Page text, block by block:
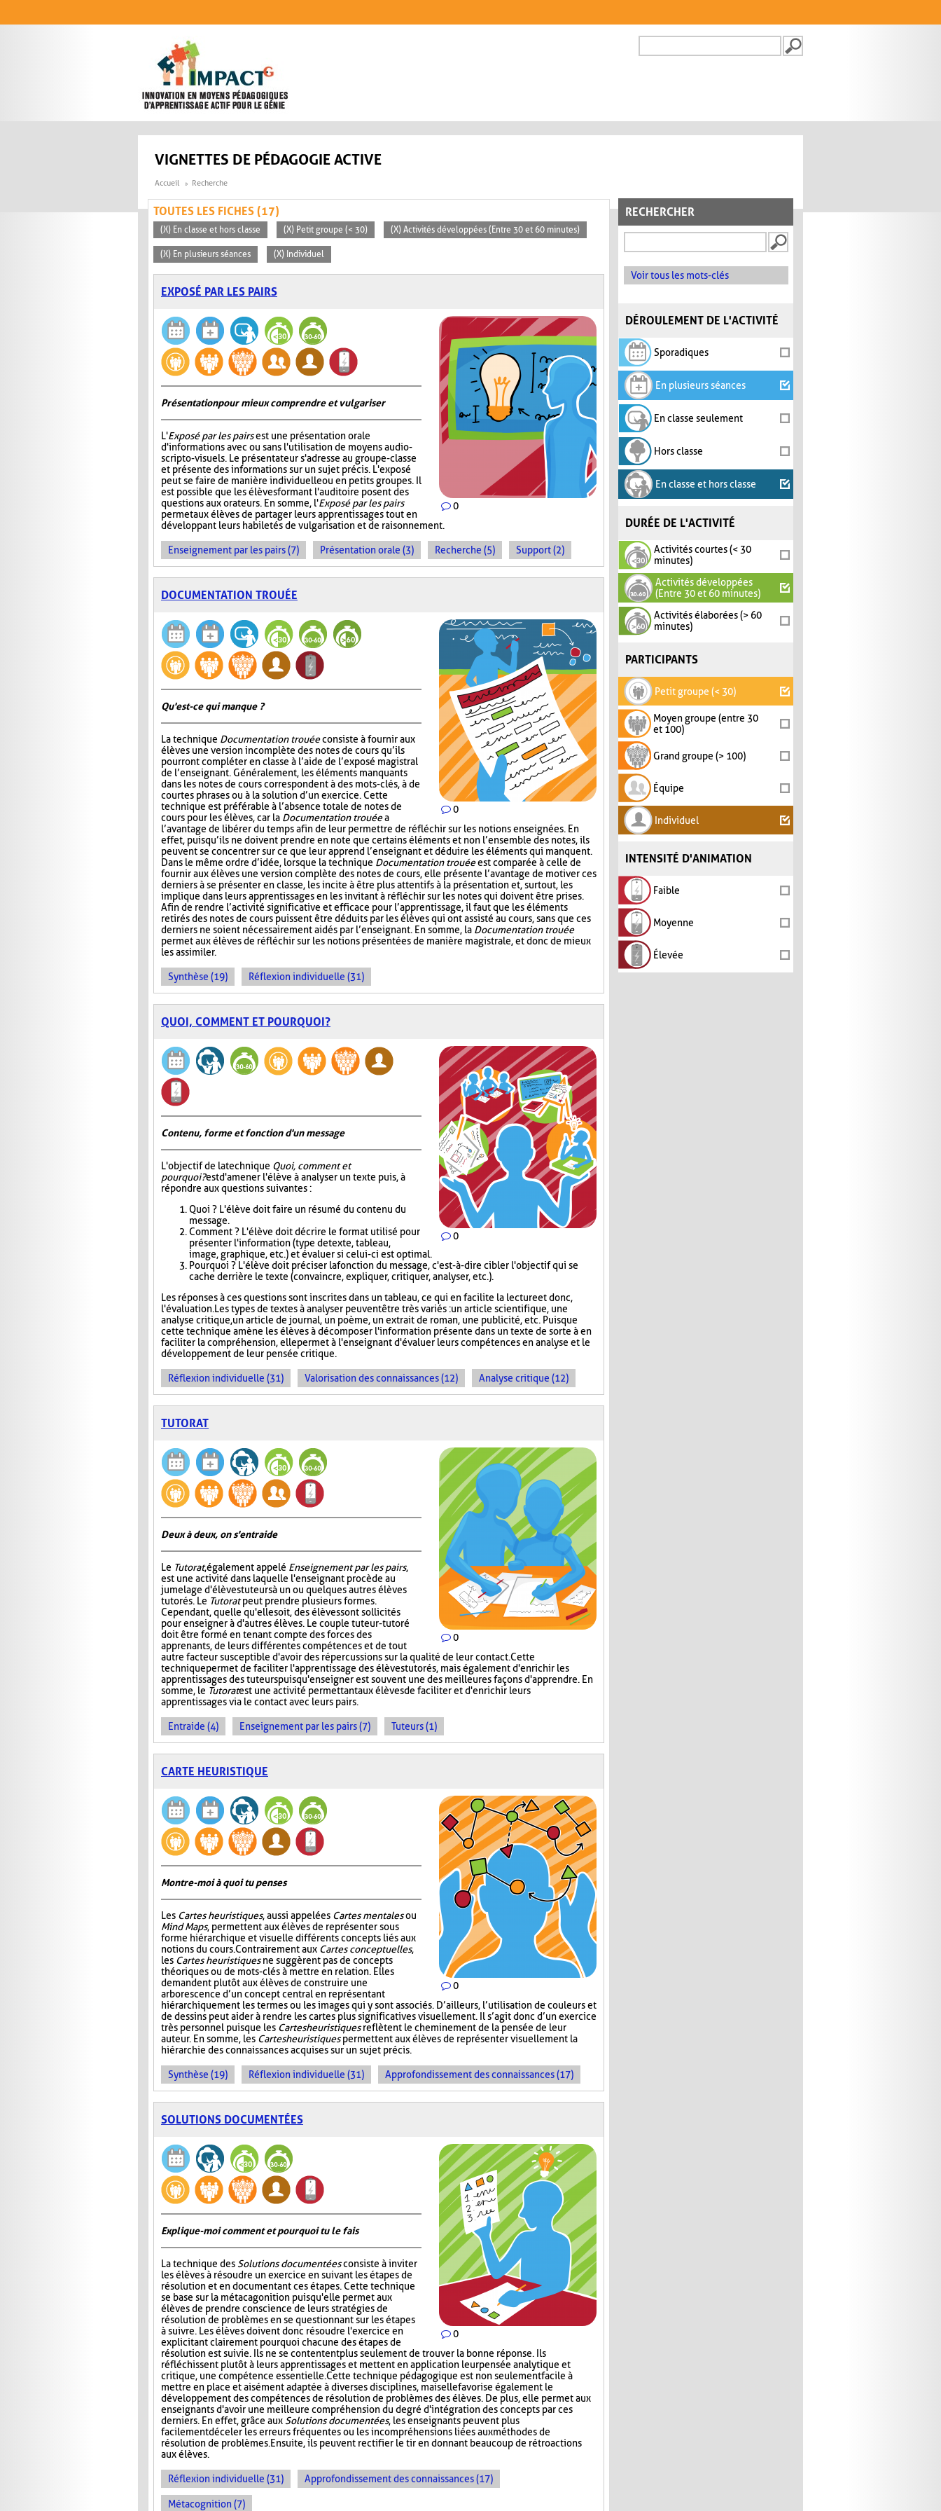
FORMULAIRE DE
VIGNETTES DE PÉDAGOGIE ACTIVE
Accueil Recherche
RECHERCHER
Voir tous les mots-clés
DÉROULEMENT DE L'ACTIVITÉ
Sporadiques
En plusieurs séances
En classe seulement
Hors classe
En classe et hors classe
DURÉE DE L'ACTIVITÉ
Activités courtes (< 30
minutes)
Activités développées
(Entre 30 et 60 minutes)
Activités élaborées (> 60
minutes)
PARTICIPANTS
Petit groupe (< 30)
Moyen groupe (entre 30
et 100)
Grand groupe (> 100)
Équipe
Individuel
INTENSITÉ D'ANIMATION
Faible
Moyenne
Élevée
TOUTES LES FICHES (17)
(X) En classe et hors classe (X) Petit groupe (< 30) (X) Activités développées (Entre 30 et 60 minutes)
(X) En plusieurs séances (X) Individuel
EXPOSÉ PAR LES PAIRS
0
Présentation pour mieux comprendre et vulgariser
L'Exposé par les pairsest une présentation orale
d'informations avec ou sans l'utilisation de moyens audio-
scripto-visuels. Le présentateur s'adresse au groupe-classe
et présente des informations sur un sujet précis. L'exposé
peut se faire de manière individuelle ou en petits groupes. Il
est possible que les élèves formant l'auditoire posent des
questions aux orateurs. En somme, l'Exposé par les pairs
permet aux élèves de partager leurs apprentissages tout en
développant leurs habiletés de vulgarisation et de raisonnement.
Enseignement par les pairs (7) Présentation orale (3) Recherche (5) Support (2)
DOCUMENTATION TROUÉE
0
Qu'est-ce qui manque ?
La technique Documentation trouéeconsiste à fournir aux
élèves une version incomplète des notes de cours qu’ils
pourront compléter en classe à l’aide de l’exposé magistral
de l’enseignant. Généralement, les éléments manquants
dans les notes de cours correspondent à des mots-clés, à de
courtes phrases ou à la solution d’un exercice. Cette
technique est préférable à l’absence totale de notes de
cours pour les élèves, car la Documentation trouéea
l’avantage de libérer du temps afin de leur permettre de réfléchir sur les notions enseignées. En
effet, puisqu’ils ne doivent prendre en note que certains éléments et non l’ensemble des notes, ils
peuvent se concentrer sur ce que leur apprend l’enseignant et déduire les éléments qui manquent.
Dans le même ordre d’idée, lorsque la technique Documentation trouéeest comparée à celle de
fournir aux élèves une version complète des notes de cours, elle présente l’avantage de motiver ces
derniers à se présenter en classe, les incite à être plus attentifs à la présentation et, surtout, les
implique dans leurs apprentissages en les invitant à réfléchir sur les notes qui doivent être prises.
Afin de rendre l’activité significative et efficace pour l’apprentissage, il faut que les éléments
retirés des notes de cours puissent être déduits par les élèves qui ont assisté au cours, sans que ces
derniers ne soient nécessairement aidés par l’enseignant. En somme, la Documentation trouée
permet aux élèves de réfléchir sur les notions présentées de manière magistrale, et donc de mieux
les assimiler.
Synthèse (19) Réflexion individuelle (31)
QUOI, COMMENT ET POURQUOI?
0
Contenu, forme et fonction d'un message
L'objectif de la technique Quoi, comment et
pourquoi?est d'amener l'élève à analyser un texte puis, à
répondre aux questions suivantes :
Quoi ? L'élève doit faire un résumé du contenu du
message.
Comment ? L'élève doit décrire le format utilisé pour
présenter l'information (type de texte, tableau,
image, graphique, etc.) et évaluer si celui-ci est optimal.
Pourquoi ? L'élève doit préciser la fonction du message, c'est-à-dire cibler l'objectif qui se
cache derrière le texte (convaincre, expliquer, critiquer, analyser, etc.).
Les réponses à ces questions sont inscrites dans un tableau, ce qui en facilite la lecture et donc,
l'évaluation. Les types de textes à analyser peuvent être très variés : un article scientifique, une
analyse critique, un article de journal, un poème, un extrait de roman, une publicité, etc. Puisque
cette technique amène les élèves à décomposer l'information présente dans un texte de sorte à en
faciliter la compréhension, elle permet à l'enseignant d'évaluer leurs compétences en analyse et le
développement de leur pensée critique.
Réflexion individuelle (31) Valorisation des connaissances (12) Analyse critique (12)
TUTORAT
0
Deux à deux, on s'entraide
Le Tutorat, également appelé Enseignement par les pairs,
est une activité dans laquelle l'enseignant procède au
jumelage d'élèves tuteurs à un ou quelques autres élèves
tutorés. Le Tutoratpeut prendre plusieurs formes.
Cependant, quelle qu'elle soit, des élèves sont sollicités
pour enseigner à d'autres élèves. Le couple tuteur-tutoré
doit être formé en tenant compte des forces des
apprenants, de leurs différentes compétences et de tout
autre facteur susceptible d'avoir des répercussions sur la qualité de leur contact. Cette
technique permet de faciliter l'apprentissage des élèves tutorés, mais également d'enrichir les
apprentissages des tuteurs puisqu'enseigner est souvent une des meilleures façons d'apprendre. En
somme, le Tutoratest une activité permettant aux élèves de faciliter et d'enrichir leurs
apprentissages via le contact avec leurs pairs.
Entraide (4) Enseignement par les pairs (7) Tuteurs (1)
CARTE HEURISTIQUE
0
Montre-moi à quoi tu penses
Les Cartes heuristiques, aussi appelées Cartes mentalesou
Mind Maps, permettent aux élèves de représenter sous
forme hiérarchique et visuelle différents concepts liés aux
notions du cours. Contrairement aux Cartes conceptuelles,
les Cartes heuristiquesne suggèrent pas de concepts
théoriques ou de mots-clés à mettre en relation. Elles
demandent plutôt aux élèves de construire une
arborescence d’un concept central en représentant
hiérarchiquement les termes ou les images qui y sont associés. D’ailleurs, l’utilisation de couleurs et
de dessins peut aider à rendre les cartes plus significatives visuellement. Il s’agit donc d’un exercice
très personnel puisque les Cartes heuristiquesreflètent le cheminement de la pensée de leur
auteur. En somme, les Cartes heuristiquespermettent aux élèves de représenter visuellement la
hiérarchie des connaissances acquises sur un sujet précis.
Synthèse (19) Réflexion individuelle (31) Approfondissement des connaissances (17)
SOLUTIONS DOCUMENTÉES
0
Explique-moi comment et pourquoi tu le fais
La technique desSolutions documentéesconsiste à inviter
les élèves à résoudre un exercice en suivant les étapes de
résolution et en documentant ces étapes. Cette technique
se base sur la métacagonition puisqu'elle permet aux
élèves de prendre conscience de leurs stratégies de
résolution de problèmes en se questionnant sur les étapes
à suivre. Les élèves doivent donc résoudre l'exercice en
explicitant clairement pourquoi chacune des étapes de
résolution est suivie. Ils ne se contentent plus seulement de trouver la bonne réponse. Ils
réfléchissent plutôt à leurs apprentissages et mettent en application leur pensée analytique et
critique, une compétence essentielle. Cette technique pédagogique est non seulement facile à
mettre en place et aisément adaptée à diverses disciplines, mais elle favorise également le
développement des compétences de résolution de problèmes des élèves. De plus, elle permet aux
enseignants d'avoir une meilleure compréhension du degré d'intégration des concepts par ces
derniers. En effet, grâce auxSolutions documentées, les enseignants peuvent plus
facilement déceler les erreurs fréquentes ou les incompréhensions liées aux méthodes de
résolution de problèmes. Ensuite, ils peuvent rectifier le tir en donnant beaucoup de rétroactions
aux élèves.
Réflexion individuelle (31) Approfondissement des connaissances (17)
Métacognition (7)